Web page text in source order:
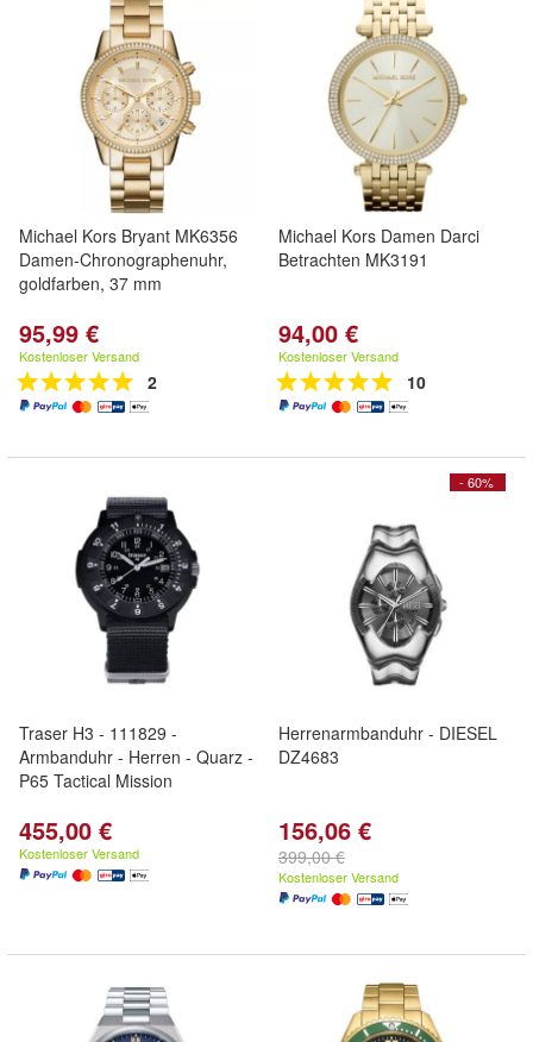
Michael Kors Bryant MK6356
Damen-Chronographenuhr,
goldfarben, 37 mm
95,99 €
Kostenloser Versand
2
Michael Kors Damen Darci
Betrachten MK3191
94,00 €
Kostenloser Versand
10
Traser H3 - 111829 -
Armbanduhr - Herren - Quarz -
P65 Tactical Mission
455,00 €
Kostenloser Versand
- 60%
Herrenarmbanduhr - DIESEL
DZ4683
156,06 €
399,00 €
Kostenloser Versand